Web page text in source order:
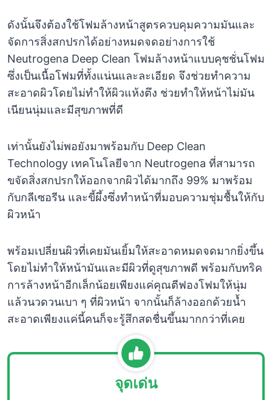
ดังนั้นจึงต้องใช้โฟมล้างหน้าสูตรควบคุมความมันและ
จัดการสิ่งสกปรกได้อย่างหมดจดอย่างการใช้
Neutrogena Deep Clean โฟมล้างหน้าแบบคุชชั่นโฟม
ซึ่งเป็นเนื้อโฟมที่ทั้งแน่นและละเอียด จึงช่วยทำความ
สะอาดผิวโดยไม่ทำให้ผิวแห้งตึง ช่วยทำให้หน้าไม่มัน
เนียนนุ่มและมีสุขภาพที่ดี
เท่านั้นยังไม่พอยังมาพร้อมกับ Deep Clean
Technology เทคโนโลยีจาก Neutrogena ที่สามารถ
ขจัดสิ่งสกปรกให้ออกจากผิวได้มากถึง 99% มาพร้อม
กับกลีเซอรีน และขี้ผึ้งซึ่งทำหน้าที่มอบความชุ่มชื้นให้กับ
ผิวหน้า
พร้อมเปลี่ยนผิวที่เคยมันเยิ้มให้สะอาดหมดจดมากยิ่งขึ้น
โดยไม่ทำให้หน้ามันและมีผิวที่ดูสุขภาพดี พร้อมกับทริค
การล้างหน้าอีกเล็กน้อยเพียงแค่คุณตีฟองโฟมให้นุ่ม
แล้วนวดวนเบา ๆ ที่ผิวหน้า จากนั้นก็ล้างออกด้วยน้ำ
สะอาดเพียงแค่นี้คนก็จะรู้สึกสดชื่นขึ้นมากกว่าที่เคย
จุดเด่น